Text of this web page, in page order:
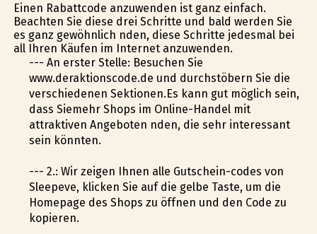
Einen Rabattcode anzuwenden ist ganz einfach.
Beachten Sie diese drei Schritte und bald werden Sie
es ganz gewöhnlich finden, diese Schritte jedesmal bei
all Ihren Käufen im Internet anzuwenden.
--- An erster Stelle: Besuchen Sie
www.deraktionscode.de und durchstöbern Sie die
verschiedenen Sektionen.Es kann gut möglich sein,
dass Siemehr Shops im Online-Handel mit
attraktiven Angeboten finden, die sehr interessant
sein könnten.
--- 2.: Wir zeigen Ihnen alle Gutschein-codes von
Sleepeve, klicken Sie auf die gelbe Taste, um die
Homepage des Shops zu öffnen und den Code zu
kopieren.